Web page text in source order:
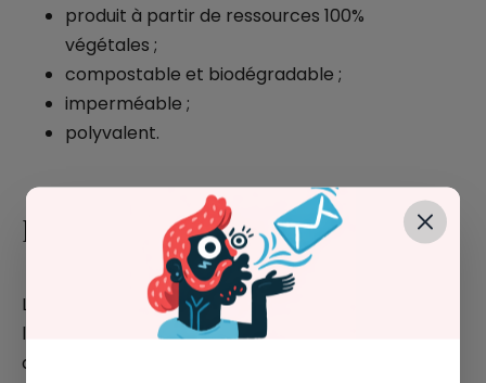
produit à partir de ressources 100%
végétales ;
compostable et biodégradable ;
imperméable ;
polyvalent.
Instructions d'élimination
Lorsque vous les avez utilisés (et, espérons-
le, plusieurs fois pour des fonctions
différentes), vous pouvez les jeter dans la